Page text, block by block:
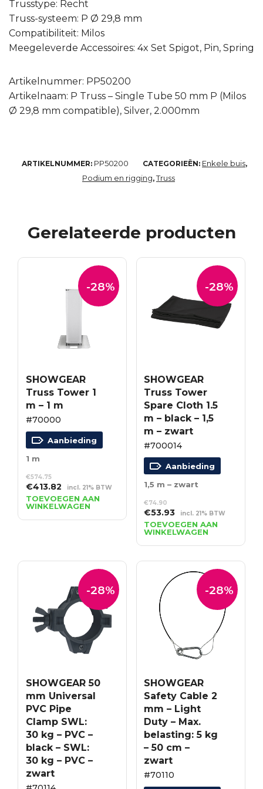
Trusstype: Recht
Truss-systeem: P Ø 29,8 mm
Compatibiliteit: Milos
Meegeleverde Accessoires: 4x Set Spigot, Pin, Spring
Artikelnummer: PP50200
Artikelnaam: P Truss – Single Tube 50 mm P (Milos
Ø 29,8 mm compatible), Silver, 2.000mm
ARTIKELNUMMER: PP50200 CATEGORIEËN: Enkele buis,
Podium en rigging,Truss
Gerelateerde producten
-28%
SHOWGEAR
Truss Tower 1
m – 1 m
#70000
Aanbieding
1 m
€574.75
Oorspronkelijke
prijs
was:
€574.75.
€413.82Huidige
prijs
is:
€413.82.
incl. 21% BTW
TOEVOEGEN AAN
WINKELWAGEN
-28%
SHOWGEAR
Truss Tower
Spare Cloth 1.5
m – black – 1,5
m – zwart
#700014
Aanbieding
1,5 m – zwart
€74.90
Oorspronkelijke
prijs
was:
€74.90.
€53.93Huidige
prijs
is:
€53.93.
incl. 21% BTW
TOEVOEGEN AAN
WINKELWAGEN
-28%
SHOWGEAR 50
mm Universal
PVC Pipe
Clamp SWL:
30 kg – PVC –
black – SWL:
30 kg – PVC –
zwart
-28%
SHOWGEAR
Safety Cable 2
mm – Light
Duty – Max.
belasting: 5 kg
– 50 cm –
zwart
#70110